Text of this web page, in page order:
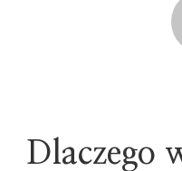
Dlaczego